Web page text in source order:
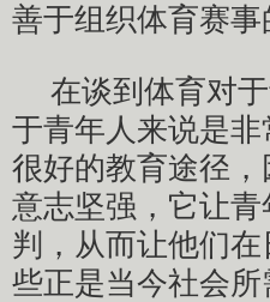
善于组织体育赛事
在谈到体育对
于青年人来说是
很好的教育途径
意志坚强，它让
判，从而让他们
些正是当今社会所